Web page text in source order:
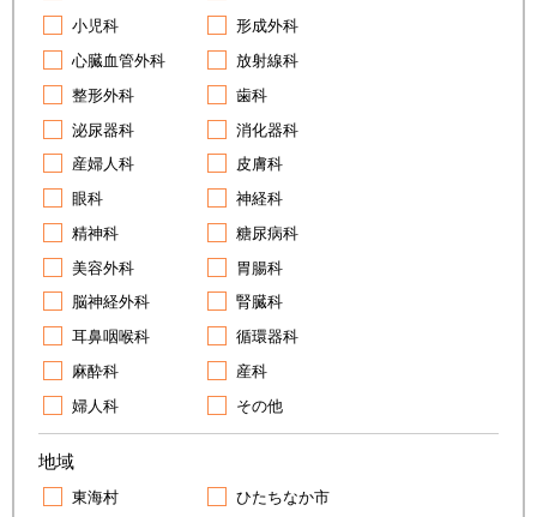
小児科
形成外科
心臓血管外科
放射線科
整形外科
歯科
泌尿器科
消化器科
産婦人科
皮膚科
眼科
神経科
精神科
糖尿病科
美容外科
胃腸科
脳神経外科
腎臓科
耳鼻咽喉科
循環器科
麻酔科
産科
婦人科
その他
地域
東海村
ひたちなか市